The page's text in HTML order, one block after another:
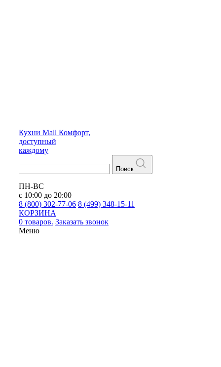
Кухни Mall Комфорт,
доступный
каждому
Поиск
ПН-ВС
с 10:00 до 20:00
8 (800) 302-77-06 8 (499) 348-15-11
КОРЗИНА
0 товаров. Заказать звонок
Меню